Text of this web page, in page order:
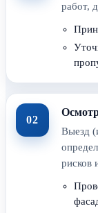
работ,
02
Выезд
рисков